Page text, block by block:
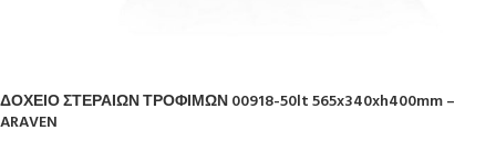
ΔΟΧΕΙΟ ΣΤΕΡΑΙΩΝ ΤΡΟΦΙΜΩΝ 00918-50lt 565x340xh400mm –
ARAVEN